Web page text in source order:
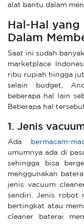
alat bantu dalam
Hal-Hal
Dalam
Saat ini sudah
marketplace
ribu rupiah hingga
selain budget,
beberapa hal lain
Beberapa hal
1. Jenis
Ada bermacam-
umumnya ada di
sehingga bisa
menggunakan
jenis vacuum
sendiri. Jenis robot
bertingkat atau
cleaner baterai